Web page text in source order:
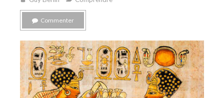
Commenter